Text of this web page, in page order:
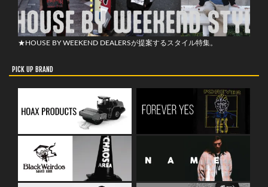
★HOUSE BY WEEKEND DEALERSが提案するスタイル特集。
PICK UP BRAND